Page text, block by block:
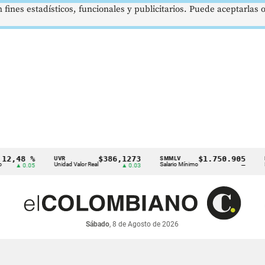
% UVR
Unidad Valor Real
$386,1273 SMMLV
Salario Mínimo
$1.750.905 BRENT
Sábado, 8 de Agosto de 2026
estadísticos, funcionales y publicitarios. Puede aceptarlas